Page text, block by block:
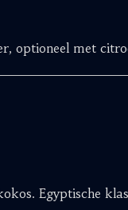
optioneel met
Egyptische